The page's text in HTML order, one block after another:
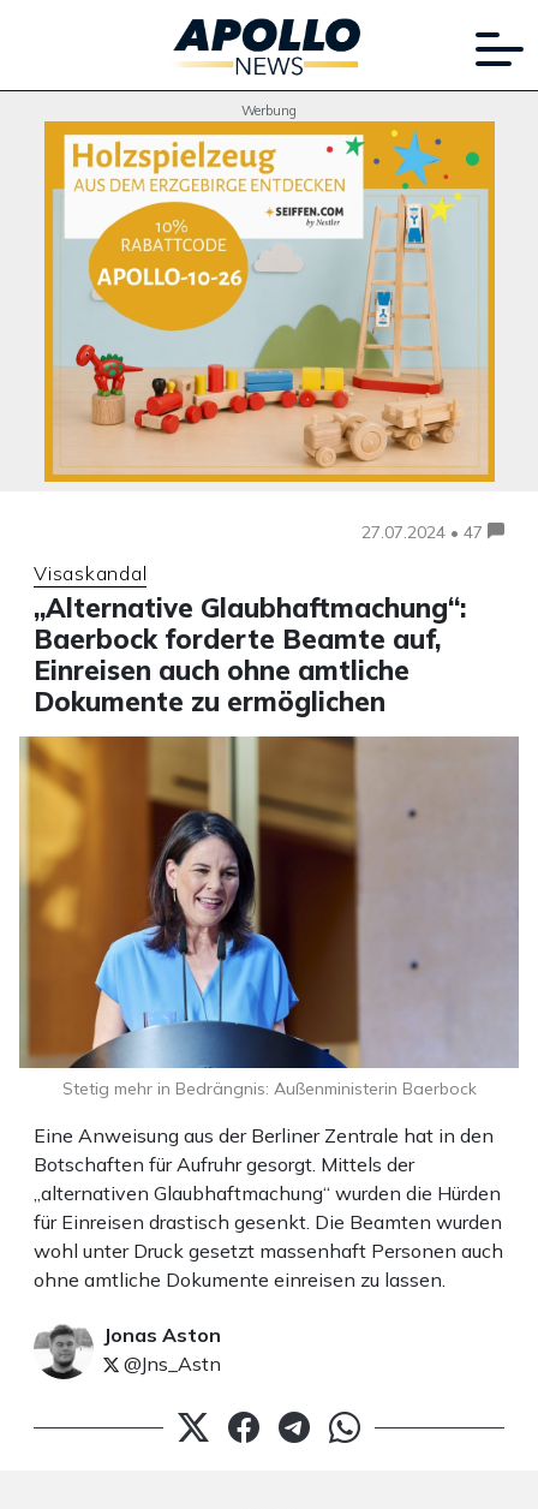
Werbung
27.07.2024 • 47
Visaskandal
„Alternative Glaubhaftmachung“:
Baerbock forderte Beamte auf,
Einreisen auch ohne amtliche
Dokumente zu ermöglichen
Eine Anweisung aus der Berliner Zentrale hat in den
Botschaften für Aufruhr gesorgt. Mittels der
„alternativen Glaubhaftmachung“ wurden die Hürden
für Einreisen drastisch gesenkt. Die Beamten wurden
wohl unter Druck gesetzt massenhaft Personen auch
ohne amtliche Dokumente einreisen zu lassen.
Jonas Aston
@Jns_Astn
Stetig mehr in Bedrängnis: Außenministerin Baerbock